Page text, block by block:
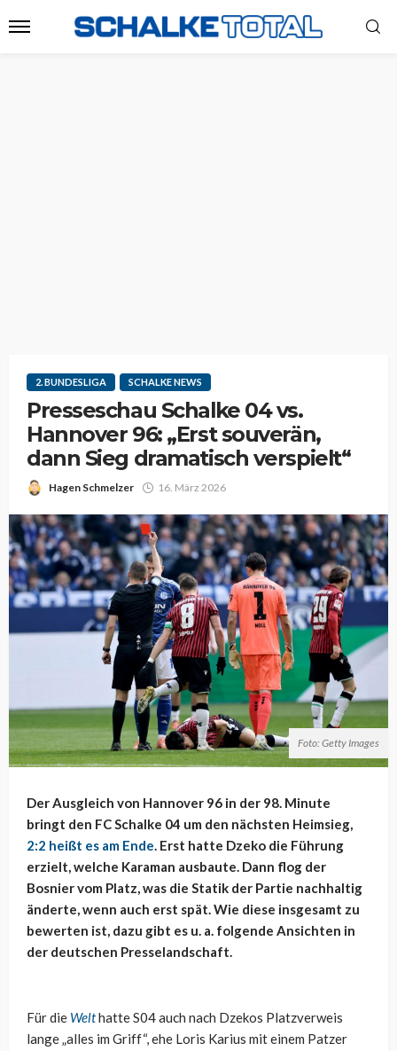
2. BUNDESLIGA SCHALKE NEWS
Presseschau Schalke 04 vs.
Hannover 96: „Erst souverän,
dann Sieg dramatisch verspielt“
Hagen Schmelzer 16. März 2026
Foto: Getty Images
Der Ausgleich von Hannover 96 in der 98. Minute
bringt den FC Schalke 04 um den nächsten Heimsieg,
2:2 heißt es am Ende. Erst hatte Dzeko die Führung
erzielt, welche Karaman ausbaute. Dann flog der
Bosnier vom Platz, was die Statik der Partie nachhaltig
änderte, wenn auch erst spät. Wie diese insgesamt zu
bewerten ist, dazu gibt es u. a. folgende Ansichten in
der deutschen Presselandschaft.
Für die Welthatte S04 auch nach Dzekos Platzverweis
lange „alles im Griff“, ehe Loris Karius mit einem Patzer